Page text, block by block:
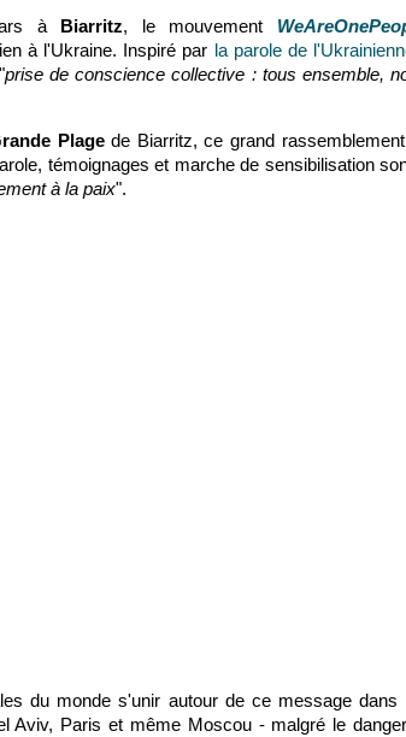
à Biarritz, le mouvement
à l'Ukraine. Inspiré par la parole de
prise de conscience collective : tous ensemble,
Plagede Biarritz, ce grand
témoignages et marche de sensibilisation
à la paix".
du monde s'unir autour de ce message dans
Aviv, Paris et même Moscou - malgré le